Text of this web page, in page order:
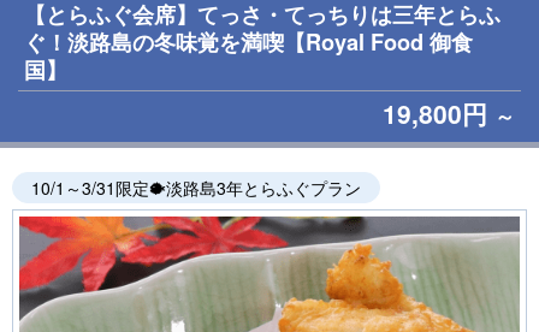
【とらふぐ会席】てっさ・てっちりは三年とらふ
ぐ！淡路島の冬味覚を満喫【Royal Food 御食
国】
19,800円 ～
10/1～3/31限定🐡淡路島3年とらふぐプラン